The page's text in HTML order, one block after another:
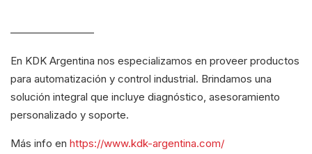
————————
En KDK Argentina nos especializamos en proveer productos
para automatización y control industrial. Brindamos una
solución integral que incluye diagnóstico, asesoramiento
personalizado y soporte.
Más info en https://www.kdk-argentina.com/